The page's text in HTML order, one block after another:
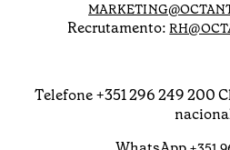
Recrutamento:
Telefone +351 296 249 200